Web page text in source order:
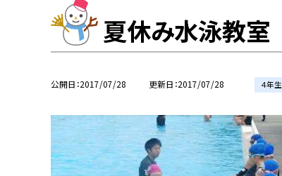
夏休み水泳教室
公開日 2017/07/28 更新日 2017/07/28 ４年生